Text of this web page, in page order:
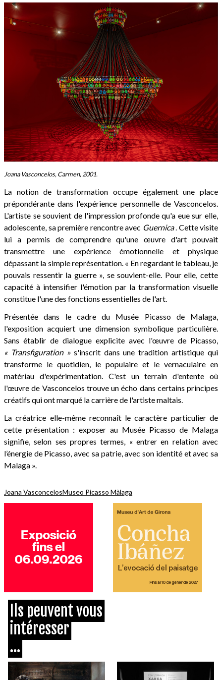
Joana Vasconcelos, Carmen, 2001.
La notion de transformation occupe également une place
prépondérante dans l'expérience personnelle de Vasconcelos.
L'artiste se souvient de l'impression profonde qu'a eue sur elle,
adolescente, sa première rencontre avec Guernica. Cette visite
lui a permis de comprendre qu'une œuvre d'art pouvait
transmettre une expérience émotionnelle et physique
dépassant la simple représentation. « En regardant le tableau, je
pouvais ressentir la guerre », se souvient-elle. Pour elle, cette
capacité à intensifier l'émotion par la transformation visuelle
constitue l'une des fonctions essentielles de l'art.
Présentée dans le cadre du Musée Picasso de Malaga,
l'exposition acquiert une dimension symbolique particulière.
Sans établir de dialogue explicite avec l'œuvre de Picasso,
« Transfiguration »s'inscrit dans une tradition artistique qui
transforme le quotidien, le populaire et le vernaculaire en
matériau d'expérimentation. C'est un terrain d'entente où
l'œuvre de Vasconcelos trouve un écho dans certains principes
créatifs qui ont marqué la carrière de l'artiste maltais.
La créatrice elle-même reconnaît le caractère particulier de
cette présentation : exposer au Musée Picasso de Malaga
signifie, selon ses propres termes, « entrer en relation avec
l’énergie de Picasso, avec sa patrie, avec son identité et avec sa
Malaga ».
Joana VasconcelosMuseo Picasso Màlaga
Ils peuvent vous
intéresser
...